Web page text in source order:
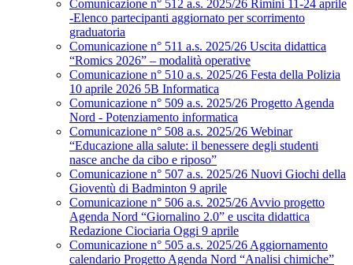
Comunicazione n° 512 a.s. 2025/26 Rimini 11-24 aprile
-Elenco partecipanti aggiornato per scorrimento
graduatoria
Comunicazione n° 511 a.s. 2025/26 Uscita didattica
“Romics 2026” – modalità operative
Comunicazione n° 510 a.s. 2025/26 Festa della Polizia
10 aprile 2026 5B Informatica
Comunicazione n° 509 a.s. 2025/26 Progetto Agenda
Nord - Potenziamento informatica
Comunicazione n° 508 a.s. 2025/26 Webinar
“Educazione alla salute: il benessere degli studenti
nasce anche da cibo e riposo”
Comunicazione n° 507 a.s. 2025/26 Nuovi Giochi della
Gioventù di Badminton 9 aprile
Comunicazione n° 506 a.s. 2025/26 Avvio progetto
Agenda Nord “Giornalino 2.0” e uscita didattica
Redazione Ciociaria Oggi 9 aprile
Comunicazione n° 505 a.s. 2025/26 Aggiornamento
calendario Progetto Agenda Nord “Analisi chimiche”